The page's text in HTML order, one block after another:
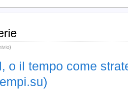
o il tempo come